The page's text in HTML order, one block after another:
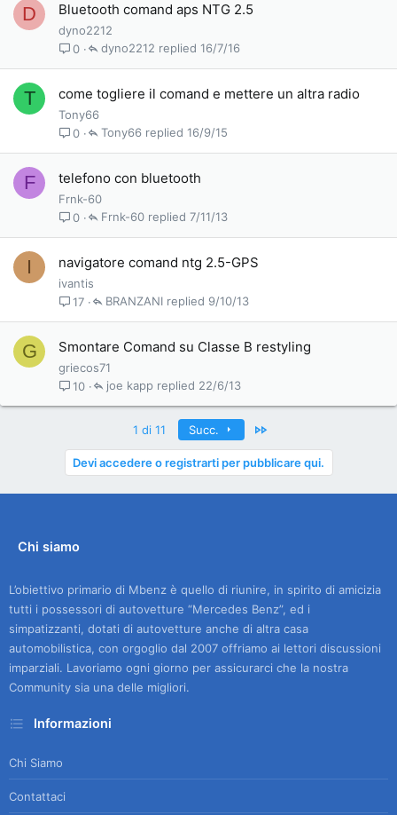
D Bluetooth comand aps NTG 2.5
dyno2212
0
16/7/16
dyno2212
T come togliere il comand e mettere un altra radio
Tony66
0
16/9/15
Tony66
F telefono con bluetooth
Frnk-60
0
7/11/13
Frnk-60
I navigatore comand ntg 2.5-GPS
ivantis
17
9/10/13
BRANZANI
G Smontare Comand su Classe B restyling
griecos71
10
22/6/13
joe kapp
1 di 11 Succ.
Devi accedere o registrarti per pubblicare qui.
Chi siamo
L’obiettivo primario di Mbenz è quello di riunire, in spirito di amicizia
tutti i possessori di autovetture “Mercedes Benz”, ed i
simpatizzanti, dotati di autovetture anche di altra casa
automobilistica, con orgoglio dal 2007 offriamo ai lettori discussioni
imparziali. Lavoriamo ogni giorno per assicurarci che la nostra
Community sia una delle migliori.
Informazioni
Chi Siamo
Contattaci